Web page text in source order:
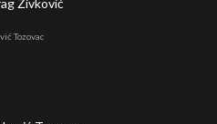
Tozovac